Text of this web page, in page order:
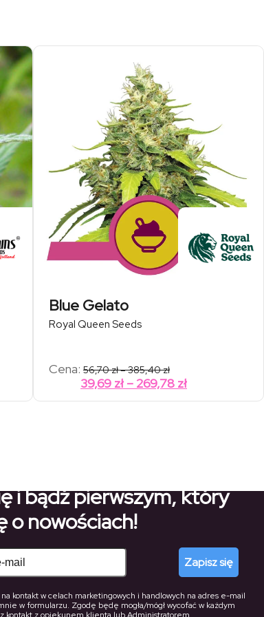
Blue Gelato
Royal Queen Seeds
Cena: 56,70zł–385,40złZakres
cen:
od
56,70 zł
39,69 zł – 269,78 złZakres
cen:
i bądź pierwszym, który
o nowościach!
kontakt w celach marketingowych i handlowych na adres e-mail
w formularzu. Zgodę będę mogła/mógł wycofać w każdym
Zapisz się